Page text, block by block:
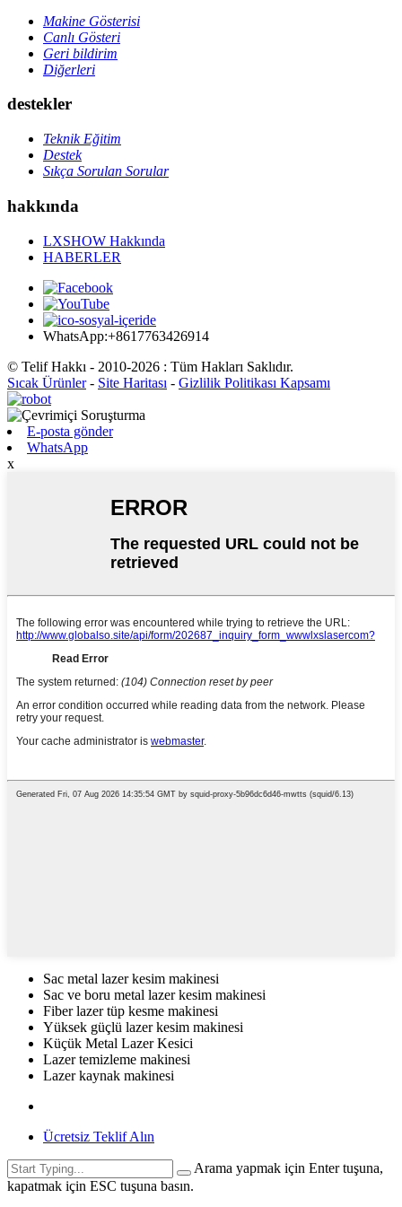
Makine Gösterisi
Canlı Gösteri
Geri bildirim
Diğerleri
destekler
Teknik Eğitim
Destek
Sıkça Sorulan Sorular
hakkında
LXSHOW Hakkında
HABERLER
WhatsApp:+8617763426914
© Telif Hakkı - 2010-2026 : Tüm Hakları Saklıdır.
Sıcak Ürünler- Site Haritası - Gizlilik Politikası Kapsamı
E-posta gönder
WhatsApp
x
Sac metal lazer kesim makinesi
Sac ve boru metal lazer kesim makinesi
Fiber lazer tüp kesme makinesi
Yüksek güçlü lazer kesim makinesi
Küçük Metal Lazer Kesici
Lazer temizleme makinesi
Lazer kaynak makinesi
Ücretsiz Teklif Alın
Arama yapmak için Enter tuşuna,
kapatmak için ESC tuşuna basın.